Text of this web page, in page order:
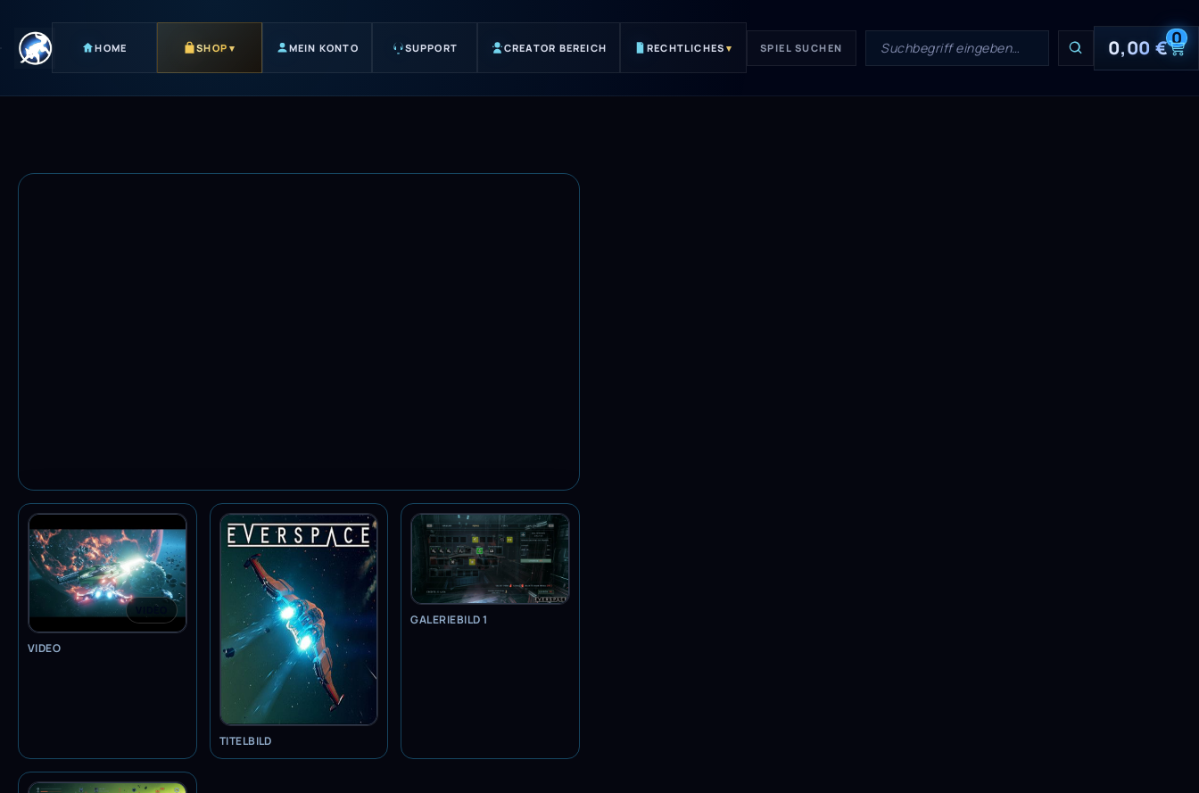
HOME SHOP ▾ MEIN KONTO SUPPORT CREATOR BEREICH RECHTLICHES ▾ SPIEL SUCHEN 0,00€0
VIDEO
VIDEO
TITELBILD
GALERIEBILD 1